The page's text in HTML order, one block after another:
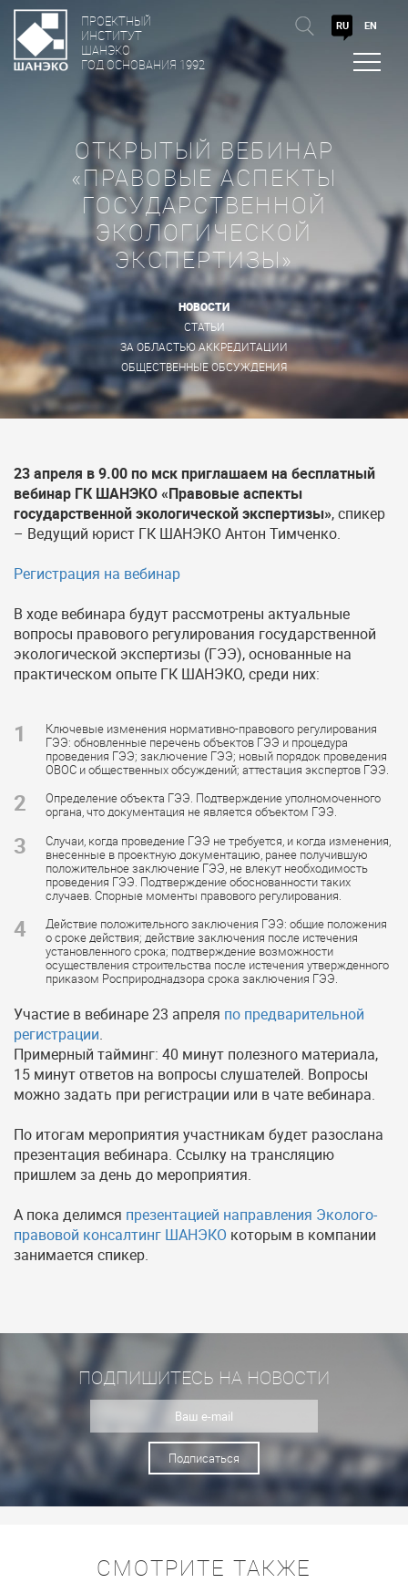
ПРОЕКТНЫЙ
ИНСТИТУТ
ШАНЭКО
ГОД ОСНОВАНИЯ 1992
RU EN
ОТКРЫТЫЙ ВЕБИНАР
«ПРАВОВЫЕ АСПЕКТЫ
ГОСУДАРСТВЕННОЙ
ЭКОЛОГИЧЕСКОЙ
ЭКСПЕРТИЗЫ»
НОВОСТИ
СТАТЬИ
ЗА ОБЛАСТЬЮ АККРЕДИТАЦИИ
ОБЩЕСТВЕННЫЕ ОБСУЖДЕНИЯ
23 апреля в 9.00 по мск приглашаем на бесплатный
вебинар ГК ШАНЭКО«Правовые аспекты
государственной экологической экспертизы», спикер
– Ведущий юрист ГК ШАНЭКО Антон Тимченко.
Регистрация на вебинар
В ходе вебинара будут рассмотрены актуальные
вопросы правового регулирования государственной
экологической экспертизы (ГЭЭ), основанные на
практическом опыте ГК ШАНЭКО, среди них:
1
Ключевые изменения нормативно-правового регулирования
ГЭЭ: обновленные перечень объектов ГЭЭ и процедура
проведения ГЭЭ; заключение ГЭЭ; новый порядок проведения
ОВОС и общественных обсуждений; аттестация экспертов ГЭЭ.
2
Определение объекта ГЭЭ. Подтверждение уполномоченного
органа, что документация не является объектом ГЭЭ.
3
Случаи, когда проведение ГЭЭ не требуется, и когда изменения,
внесенные в проектную документацию, ранее получившую
положительное заключение ГЭЭ, не влекут необходимость
проведения ГЭЭ. Подтверждение обоснованности таких
случаев. Спорные моменты правового регулирования.
4
Действие положительного заключения ГЭЭ: общие положения
о сроке действия; действие заключения после истечения
установленного срока; подтверждение возможности
осуществления строительства после истечения утвержденного
приказом Росприроднадзора срока заключения ГЭЭ.
Участие в вебинаре 23 апреля по предварительной
регистрации.
Примерный тайминг: 40 минут полезного материала,
15 минут ответов на вопросы слушателей. Вопросы
можно задать при регистрации или в чате вебинара.
По итогам мероприятия участникам будет разослана
презентация вебинара. Ссылку на трансляцию
пришлем за день до мероприятия.
А пока делимся презентацией направления Эколого-
правовой консалтинг ШАНЭКО которым в компании
занимается спикер.
ПОДПИШИТЕСЬ НА НОВОСТИ
Подписаться
СМОТРИТЕ ТАКЖЕ